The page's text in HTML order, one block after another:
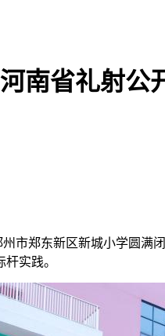
南省礼射公
市郑东新区新城小学圆
实践。